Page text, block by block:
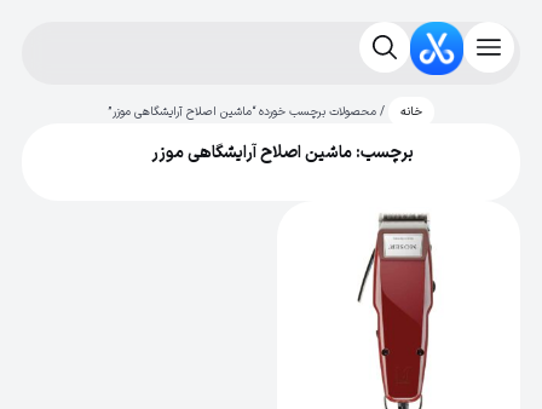
خانه / محصولات برچسب خورده “ماشین اصلاح آرایشگاهی موزر”
برچسب: ماشین اصلاح آرایشگاهی موزر